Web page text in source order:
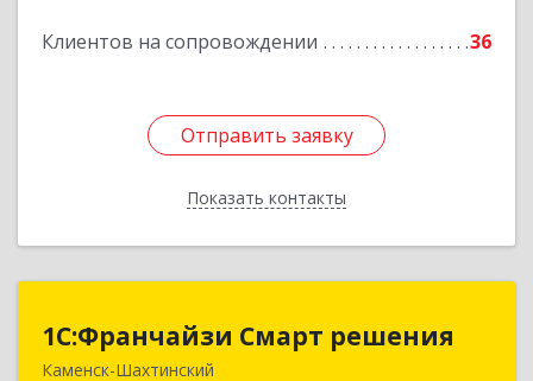
Клиентов на сопровождении 36
Отправить заявку
Показать контакты
Отправить заявку
Назад
1С:Франчайзи Смарт решения
Каменск-Шахтинский
1С:Франчайзи Смарт решения
347800, Ростовская обл, Каменск-Шахтинский г,